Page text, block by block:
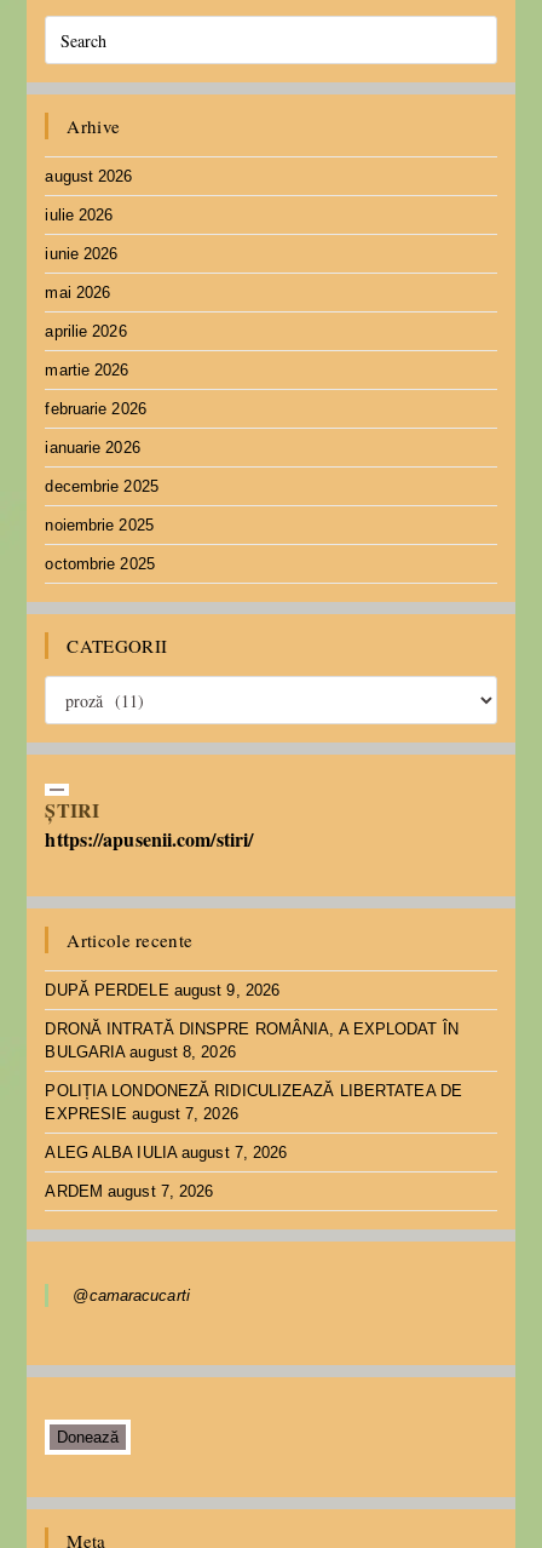
Arhive
august 2026
iulie 2026
iunie 2026
mai 2026
aprilie 2026
martie 2026
februarie 2026
ianuarie 2026
decembrie 2025
noiembrie 2025
octombrie 2025
CATEGORII
ȘTIRI
https://apusenii.com/stiri/
Articole recente
DUPĂ PERDELE august 9, 2026
DRONĂ INTRATĂ DINSPRE ROMÂNIA, A EXPLODAT ÎN
BULGARIA august 8, 2026
POLIȚIA LONDONEZĂ RIDICULIZEAZĂ LIBERTATEA DE
EXPRESIE august 7, 2026
ALEG ALBA IULIA august 7, 2026
ARDEM august 7, 2026
@camaracucarti
Donează
Meta